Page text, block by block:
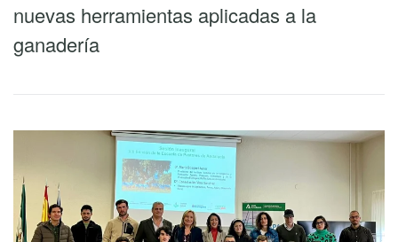
nuevas herramientas aplicadas a la
ganadería